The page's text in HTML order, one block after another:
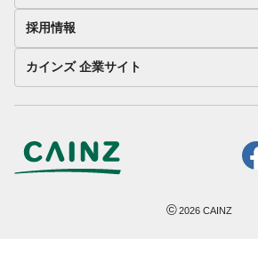
採用情報
カインズ 企業サイト
©2026 CAINZ